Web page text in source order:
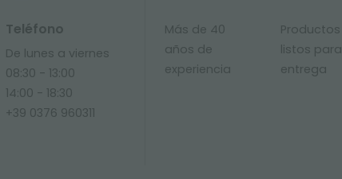
Teléfono
De lunes a viernes
08:30 - 13:00
14:00 - 18:30
+39 0376 960311
Más de 40
años de
experiencia
Productos
listos para
entrega